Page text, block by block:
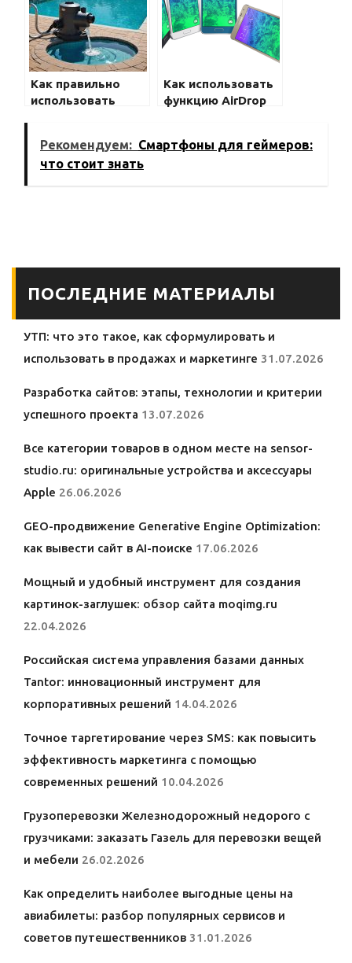
Как правильно
использовать
Как использовать
функцию AirDrop
Рекомендуем: Смартфоны для геймеров:
что стоит знать
ПОСЛЕДНИЕ МАТЕРИАЛЫ
УТП: что это такое, как сформулировать и
использовать в продажах и маркетинге 31.07.2026
Разработка сайтов: этапы, технологии и критерии
успешного проекта 13.07.2026
Все категории товаров в одном месте на sensor-
studio.ru: оригинальные устройства и аксессуары
Apple 26.06.2026
GEO-продвижение Generative Engine Optimization:
как вывести сайт в AI-поиске 17.06.2026
Мощный и удобный инструмент для создания
картинок-заглушек: обзор сайта moqimg.ru
22.04.2026
Российская система управления базами данных
Tantor: инновационный инструмент для
корпоративных решений 14.04.2026
Точное таргетирование через SMS: как повысить
эффективность маркетинга с помощью
современных решений 10.04.2026
Грузоперевозки Железнодорожный недорого с
грузчиками: заказать Газель для перевозки вещей
и мебели 26.02.2026
Как определить наиболее выгодные цены на
авиабилеты: разбор популярных сервисов и
советов путешественников 31.01.2026